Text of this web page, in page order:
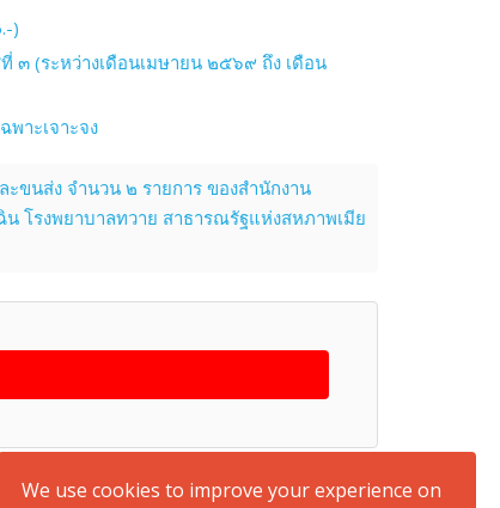
)
๓ (ระหว่างเดือนเมษายน ๒๕๖๙ ถึง เดือน
าะเจาะจง
นส่ง จำนวน ๒ รายการ ของสำนักงาน
น โรงพยาบาลทวาย สาธารณรัฐแห่งสหภาพเมีย
We use cookies to improve your experience on